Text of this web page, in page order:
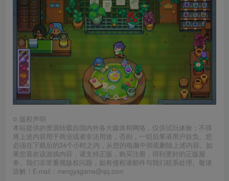
© 版权声明
本站提供的资源转载自国内外各大媒体和网络，仅供试玩体验；不得
将上述内容用于商业或者非法用途，否则，一切后果请用户自负。您
必须在下载后的24个小时之内，从您的电脑中彻底删除上述内容。如
果您喜欢该游戏内容，请支持正版，购买注册，得到更好的正版服
务。我们非常重视版权问题，如有侵权请邮件与我们联系处理。敬请
谅解！E-mail：mengyagame@qq.com